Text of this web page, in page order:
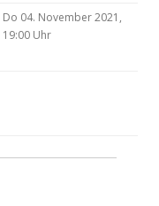
Do 04. November 2021,
19:00 Uhr